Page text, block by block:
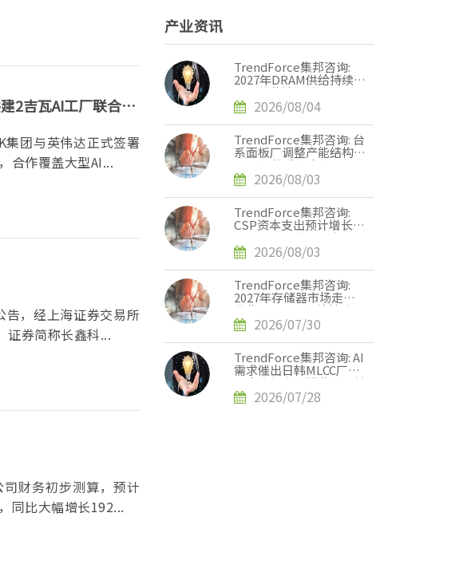
2吉瓦AI工厂联合研
集团与英伟达正式签署
合作覆盖大型AI...
，经上海证券交易所
证券简称长鑫科...
财务初步测算，预计
同比大幅增长192...
产业资讯
TrendForce集邦咨询:
2027年DRAM供给持续紧
张，英伟达评估下调
Rubin Ultra HBM配置
2026/08/04
TrendForce集邦咨询: 台
系面板厂调整产能结构，
2028年将重塑电视、显
示器、笔记本电脑三大面
板供需版图
2026/08/03
TrendForce集邦咨询:
CSP资本支出预计增长
90%，2026年AI服务器
出货量增幅上调至近31%
2026/08/03
TrendForce集邦咨询:
2027年存储器市场走势
分化，DRAM供给持续紧
缺、NAND Flash转趋宽
松
2026/07/30
TrendForce集邦咨询: AI
需求催出日韩MLCC厂单
月出货新高，消费级订单
外溢效应显现
2026/07/28